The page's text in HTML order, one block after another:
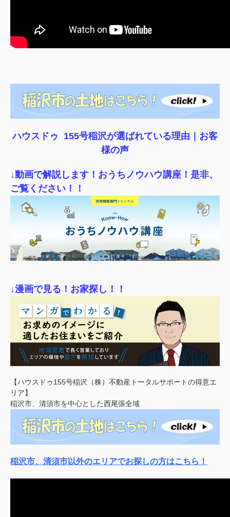
ハウスドゥ 155号稲沢が選ばれている理由｜ お客
様の声
↓動画で解説します！おうちノウハウ講座！是非、
ご覧ください！！
↓漫画で見る！お家探し！！
【ハウスドゥ155号稲沢（株）不動産トータルサポートの得意エ
リア】
稲沢市、清須市を中心とした西尾張全域
稲沢市、清須市以外のエリアでお探しの方はこちら！